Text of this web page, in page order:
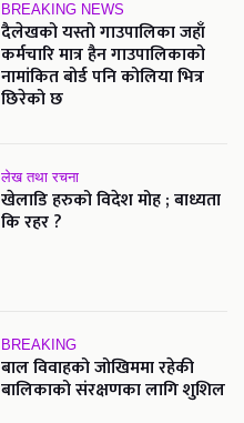
BREAKING NEWS
दैलेखको यस्तो गाउपालिका जहाँ
कर्मचारि मात्र हैन गाउपालिकाको
नामांकित बोर्ड पनि कोलिया भित्र
छिरेको छ
लेख तथा रचना
खेलाडि हरुको विदेश मोह ; बाध्यता
कि रहर ?
BREAKING
बाल विवाहको जोखिममा रहेकी
बालिकाको संरक्षणका लागि शुशिल